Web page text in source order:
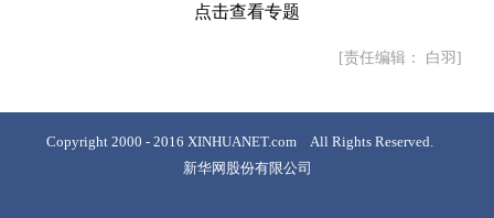
点击查看专题
[责任编辑： 白羽]
Copyright 2000 - 2016 XINHUANET.com All Rights Reserved.
新华网股份有限公司